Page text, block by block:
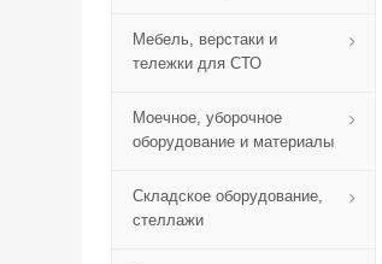
Мебель, верстаки и
тележки для СТО
Моечное, уборочное
оборудование и материалы
Складское оборудование,
стеллажи